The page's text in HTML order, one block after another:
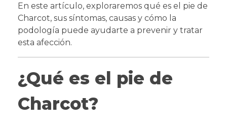
En este artículo, exploraremos qué es el pie de
Charcot, sus síntomas, causas y cómo la
podología puede ayudarte a prevenir y tratar
esta afección.
¿Qué es el pie de
Charcot?